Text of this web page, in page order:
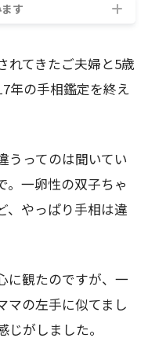
す
れてきたご夫婦と5歳
年の手相鑑定を終え
うってのは聞いてい
。一卵性の双子ちゃ
、やっぱり手相は違
に観たのですが、一
マの左手に似てまし
がしました。